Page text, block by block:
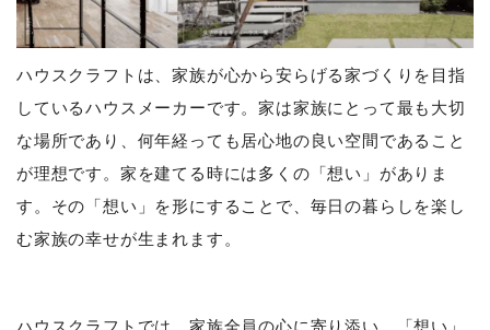
ハウスクラフトは、家族が心から安らげる家づくりを目指
しているハウスメーカーです。家は家族にとって最も大切
な場所であり、何年経っても居心地の良い空間であること
が理想です。家を建てる時には多くの「想い」がありま
す。その「想い」を形にすることで、毎日の暮らしを楽し
む家族の幸せが生まれます。